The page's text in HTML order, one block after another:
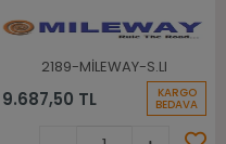
2189-MİLEWAY-S.LI
9.687,50 TL KARGO
BEDAVA